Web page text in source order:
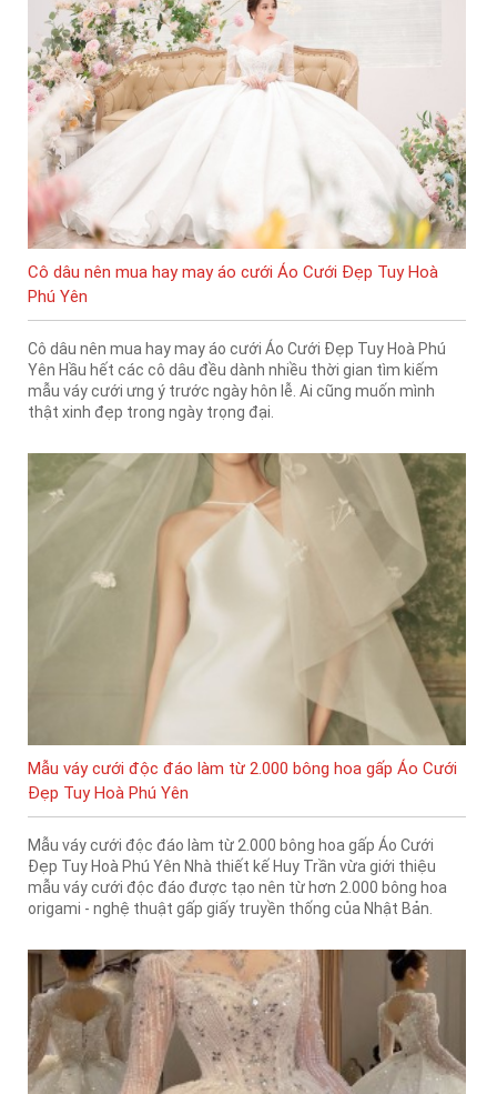
Cô dâu nên mua hay may áo cưới Áo Cưới Đẹp Tuy Hoà
Phú Yên
Cô dâu nên mua hay may áo cưới Áo Cưới Đẹp Tuy Hoà Phú
Yên Hầu hết các cô dâu đều dành nhiều thời gian tìm kiếm
mẫu váy cưới ưng ý trước ngày hôn lễ. Ai cũng muốn mình
thật xinh đẹp trong ngày trọng đại.
Mẫu váy cưới độc đáo làm từ 2.000 bông hoa gấp Áo Cưới
Đẹp Tuy Hoà Phú Yên
Mẫu váy cưới độc đáo làm từ 2.000 bông hoa gấp Áo Cưới
Đẹp Tuy Hoà Phú Yên Nhà thiết kế Huy Trần vừa giới thiệu
mẫu váy cưới độc đáo được tạo nên từ hơn 2.000 bông hoa
origami - nghệ thuật gấp giấy truyền thống của Nhật Bản.